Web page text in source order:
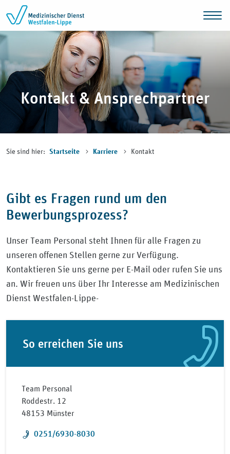
Zum Inhalt springen
Kontakt & Ansprechpartner
Sie sind hier: Startseite Karriere Kontakt
Gibt es Fragen rund um den
Bewerbungsprozess?
Unser Team Personal steht Ihnen für alle Fragen zu
unseren offenen Stellen gerne zur Verfügung.
Kontaktieren Sie uns gerne per E-Mail oder rufen Sie uns
an. Wir freuen uns über Ihr Interesse am Medizinischen
Dienst Westfalen-Lippe-
So erreichen Sie uns
Team Personal
Roddestr. 12
48153 Münster
Telefon:
0251/6930-8030